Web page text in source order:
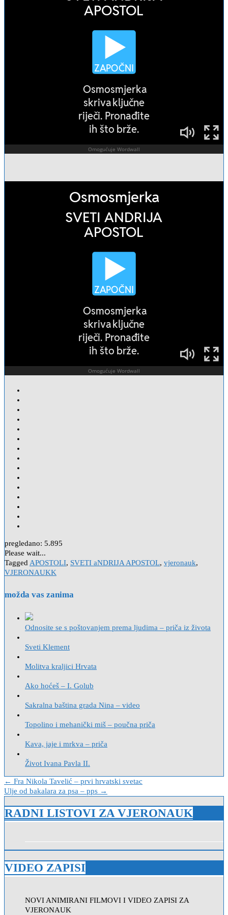
pregledano: 5.895
Please wait...
TaggedAPOSTOLI, SVETI aNDRIJA APOSTOL, vjeronauk,
VJERONAUKK
možda vas zanima
Odnosite se s poštovanjem prema ljudima – priča iz života
Sveti Klement
Molitva kraljici Hrvata
Ako hoćeš – I. Golub
Sakralna baština grada Nina – video
Topolino i mehanički miš – poučna priča
Kava, jaje i mrkva – priča
Život Ivana Pavla II.
Navigacija
objava
← Fra Nikola Tavelić – prvi hrvatski svetac
Ulje od bakalara za psa – pps →
RADNI LISTOVI ZA VJERONAUK
VIDEO ZAPISI
NOVI ANIMIRANI FILMOVI I VIDEO ZAPISI ZA
VJERONAUK